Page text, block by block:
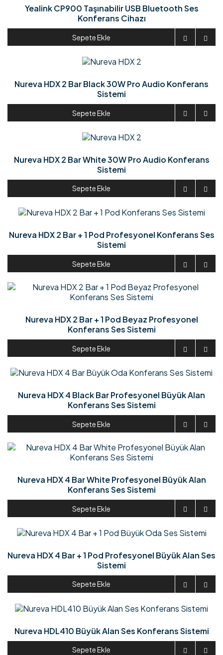
Yealink CP900 Taşınabilir USB Bluetooth Ses
Konferans Cihazı
Sepete Ekle  
Nureva HDX 2 Bar Black 30W Pro Audio Konferans
Sistemi
Sepete Ekle  
Nureva HDX 2 Bar White 30W Pro Audio Konferans
Sistemi
Sepete Ekle  
Nureva HDX 2 Bar + 1 Pod Profesyonel Konferans Ses
Sistemi
Sepete Ekle  
Nureva HDX 2 Bar + 1 Pod Beyaz Profesyonel
Konferans Ses Sistemi
Sepete Ekle  
Nureva HDX 4 Black Bar Profesyonel Büyük Alan
Konferans Ses Sistemi
Sepete Ekle  
Nureva HDX 4 Bar White Profesyonel Büyük Alan
Konferans Ses Sistemi
Sepete Ekle  
Nureva HDX 4 Bar + 1 Pod Profesyonel Büyük Alan Ses
Sistemi
Sepete Ekle  
Nureva HDL410 Büyük Alan Ses Konferans Sistemi
Sepete Ekle  